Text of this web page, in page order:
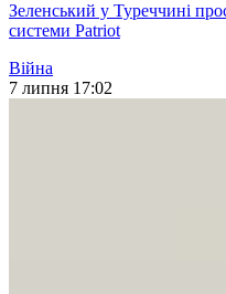
Зеленський у Туреччині
системи Patriot
Війна
7 липня 17:02